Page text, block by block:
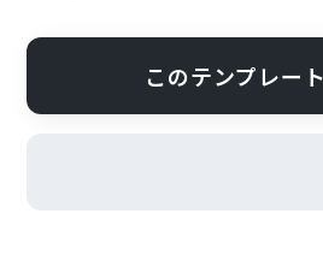
このテンプレー